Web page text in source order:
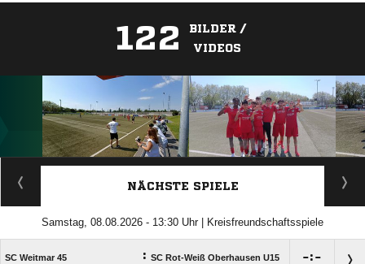
122
BILDER /
VIDEOS
ANZEIGE
NÄCHSTE SPIELE
Samstag, 08.08.2026 - 13:30 Uhr | Kreisfreundschaftsspiele
SC Weitmar 45 : SC Rot-Weiß Oberhausen U15 :